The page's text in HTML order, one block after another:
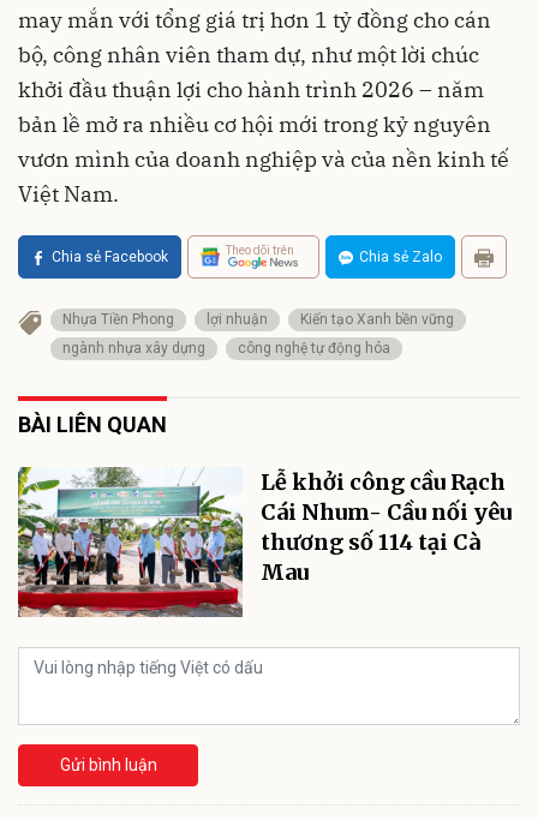
may mắn với tổng giá trị hơn 1 tỷ đồng cho cán
bộ, công nhân viên tham dự, như một lời chúc
khởi đầu thuận lợi cho hành trình 2026 – năm
bản lề mở ra nhiều cơ hội mới trong kỷ nguyên
vươn mình của doanh nghiệp và của nền kinh tế
Việt Nam.
Chia sẻ Facebook Theo dõi trên Chia sẻ Zalo
Nhựa Tiền Phong lợi nhuận
Kiến tạo Xanh bền vững
ngành nhựa xây dựng
công nghệ tự động hóa
BÀI LIÊN QUAN
Lễ khởi công cầu Rạch
Cái Nhum- Cầu nối yêu
thương số 114 tại Cà
Mau
Gửi bình luận